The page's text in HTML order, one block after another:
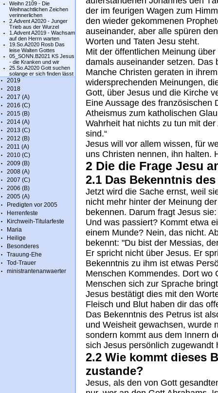
Weihn 2109 - Die
Weihnachtlichen Zeichen
verinnerlichen
2.Advent A2020 - Junger
Trieb aus der Wurzel
1.Advent A2019 - Wachsam
auf den Herrn warten
19.So.A2020 Rosb Das
leise Walten Gottes
05_SONN.B2021 KS Jesus
- die Kranken und wir
25.So.A2020 Gott suchen
solange er sich finden lässt
2019
2018
2017 (A)
2016 (C)
2015 (B)
2014 (A)
2013 (C)
2012 (B)
2011 (A)
2010 (C)
2009 (B)
2008 (A)
2007 (C)
2006 (B)
2005 (A)
Predigten vor 2005
Herrenfeste
Kirchweih-Titularfeste
Maria
Heilige
Besonderes
Trauung-Ehe
Tod-Trauer
ministrantenanwaerter
der im feurigen Wagen zum
den wieder gekommenen
auseinander, aber alle spüren
Worten und Taten Jesu steht.
Mit der öffentlichen Meinung
damals auseinander setzen. Das
Manche Christen geraten in
widersprechenden Meinungen,
Gott, über Jesus und die Kirche
Eine Aussage des französischen
Atheismus zum katholischen
Wahrheit hat nichts zu tun mit
sind.“
Jesus will vor allem wissen, für
uns Christen nennen, ihn halten.
2 Die die Frage Jesu
2.1 Das Bekenntnis
Jetzt wird die Sache ernst, weil
nicht mehr hinter der Meinung
bekennen. Darum fragt Jesus
Und was passiert? Kommt etwa
einem Munde? Nein, das nicht.
bekennt: "Du bist der Messias,
Er spricht nicht über Jesus. Er
Bekenntnis zu ihm ist etwas
Menschen Kommendes. Dort wo
Menschen sich zur Sprache
Jesus bestätigt dies mit den
Fleisch und Blut haben dir das
Das Bekenntnis des Petrus ist
und Weisheit gewachsen, wurde
sondern kommt aus dem Innern
sich Jesus persönlich zugewandt
2.2 Wie kommt dieses
zustande?
Jesus, als den von Gott